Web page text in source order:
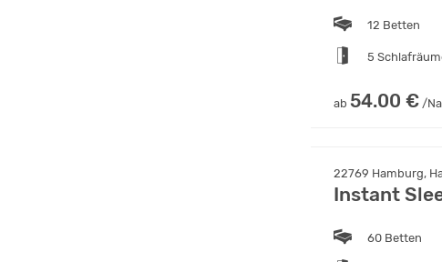
12 Betten
5
ab 54.00 € /
22769 Hamburg,
Instant
60 Betten